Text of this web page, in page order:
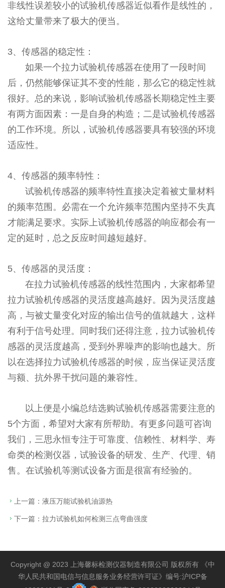
非线性误差较小的试验机传感器近似看作是线性的，
这给丈量带来了极大的便当。
3、传感器的稳定性：
如果一个拉力试验机传感器在使用了一段时间
后，仍然能够保证其不变的性能，那么它的稳定性就
很好。总的来说，影响试验机传感器长期稳定性主要
有两方面因素：一是自身的构造；二是试验机传感器
的工作环境。所以，试验机传感器要具有较强的环境
适应性。
4、传感器的频率特性：
试验机传感器的频率特性直接决定着被丈量材料
的频率范围。必需在一个允许频率范围内坚持不失真
才能满足要求。实际上试验机传感器的响应都会有一
定的延时，总之反应时间越短越好。
5、传感器的灵活度：
在拉力试验机传感器的线性范围内，大家都希望
拉力试验机传感器的灵活度越高越好。因为灵活度越
高，与被丈量变化对应的输出信号的值就越大，这样
有利于信号处理。同时我们还得注意，拉力试验机传
感器的灵活度越高，受到外界噪声的影响也越大。所
以在选择拉力试验机传感器的时候，应当保证灵活度
与额、抗外界干扰问题的兼容性。
以上便是小编总结选购试验机传感器需要注意的
5个方面，希望对大家有所帮助。有更多问题可咨询
我们，三思永恒专注于可靠度、信赖性、材料学、寿
命类的检测仪器，试验设备的研发、生产、代理、销
售。在试验机等测试设备方面是很富有经验的。
上一篇： 液压万能试验机油源热
下一篇： 拉力试验机如何检测三点弯曲强度
Copyright @ 2023 上海馨标检测仪器制造有限公司 版权所有 《中
华人民共和国电信与信息服务业务经营许可证》编号:沪ICP备